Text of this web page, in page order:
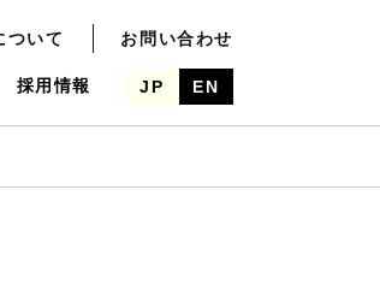
ついて お問い合わせ
採用情報 JP EN